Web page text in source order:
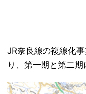
JR奈良線の複線化
り、第一期と第二期